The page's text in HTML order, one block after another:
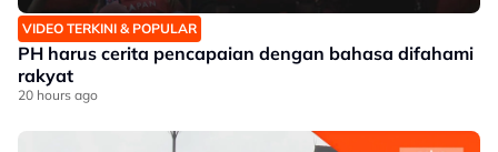
VIDEO TERKINI & POPULAR
PH harus cerita pencapaian dengan bahasa difahami
rakyat
20 hours ago